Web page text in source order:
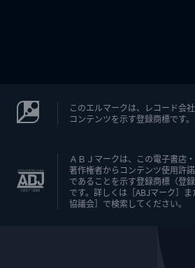
このエルマークは、レコード会
コンテンツを示す登録商標です
ＡＢＪマークは、この電子書店
著作権者からコンテンツ使用許
であることを示す登録商標（登
です。詳しくは［ABJマーク］
協議会］で検索してください。